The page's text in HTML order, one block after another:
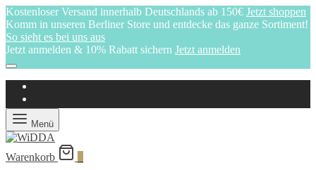
Kostenloser Versand innerhalb Deutschlands ab 150€ Jetzt shoppen
Komm in unseren Berliner Store und entdecke das ganze Sortiment!
So sieht es bei uns aus
Jetzt anmelden & 10% Rabatt sichern Jetzt anmelden
Menü
Warenkorb